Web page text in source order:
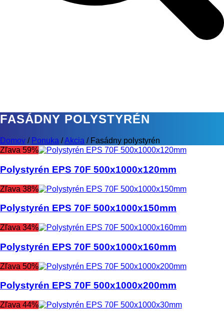
FASÁDNY POLYSTYRÉN
Domov / Ponuka /Akcia / Fasádny polystyrén
Zľava 59%
Polystyrén EPS 70F 500x1000x120mm
Zľava 38%
Polystyrén EPS 70F 500x1000x150mm
Zľava 34%
Polystyrén EPS 70F 500x1000x160mm
Zľava 50%
Polystyrén EPS 70F 500x1000x200mm
Zľava 44%